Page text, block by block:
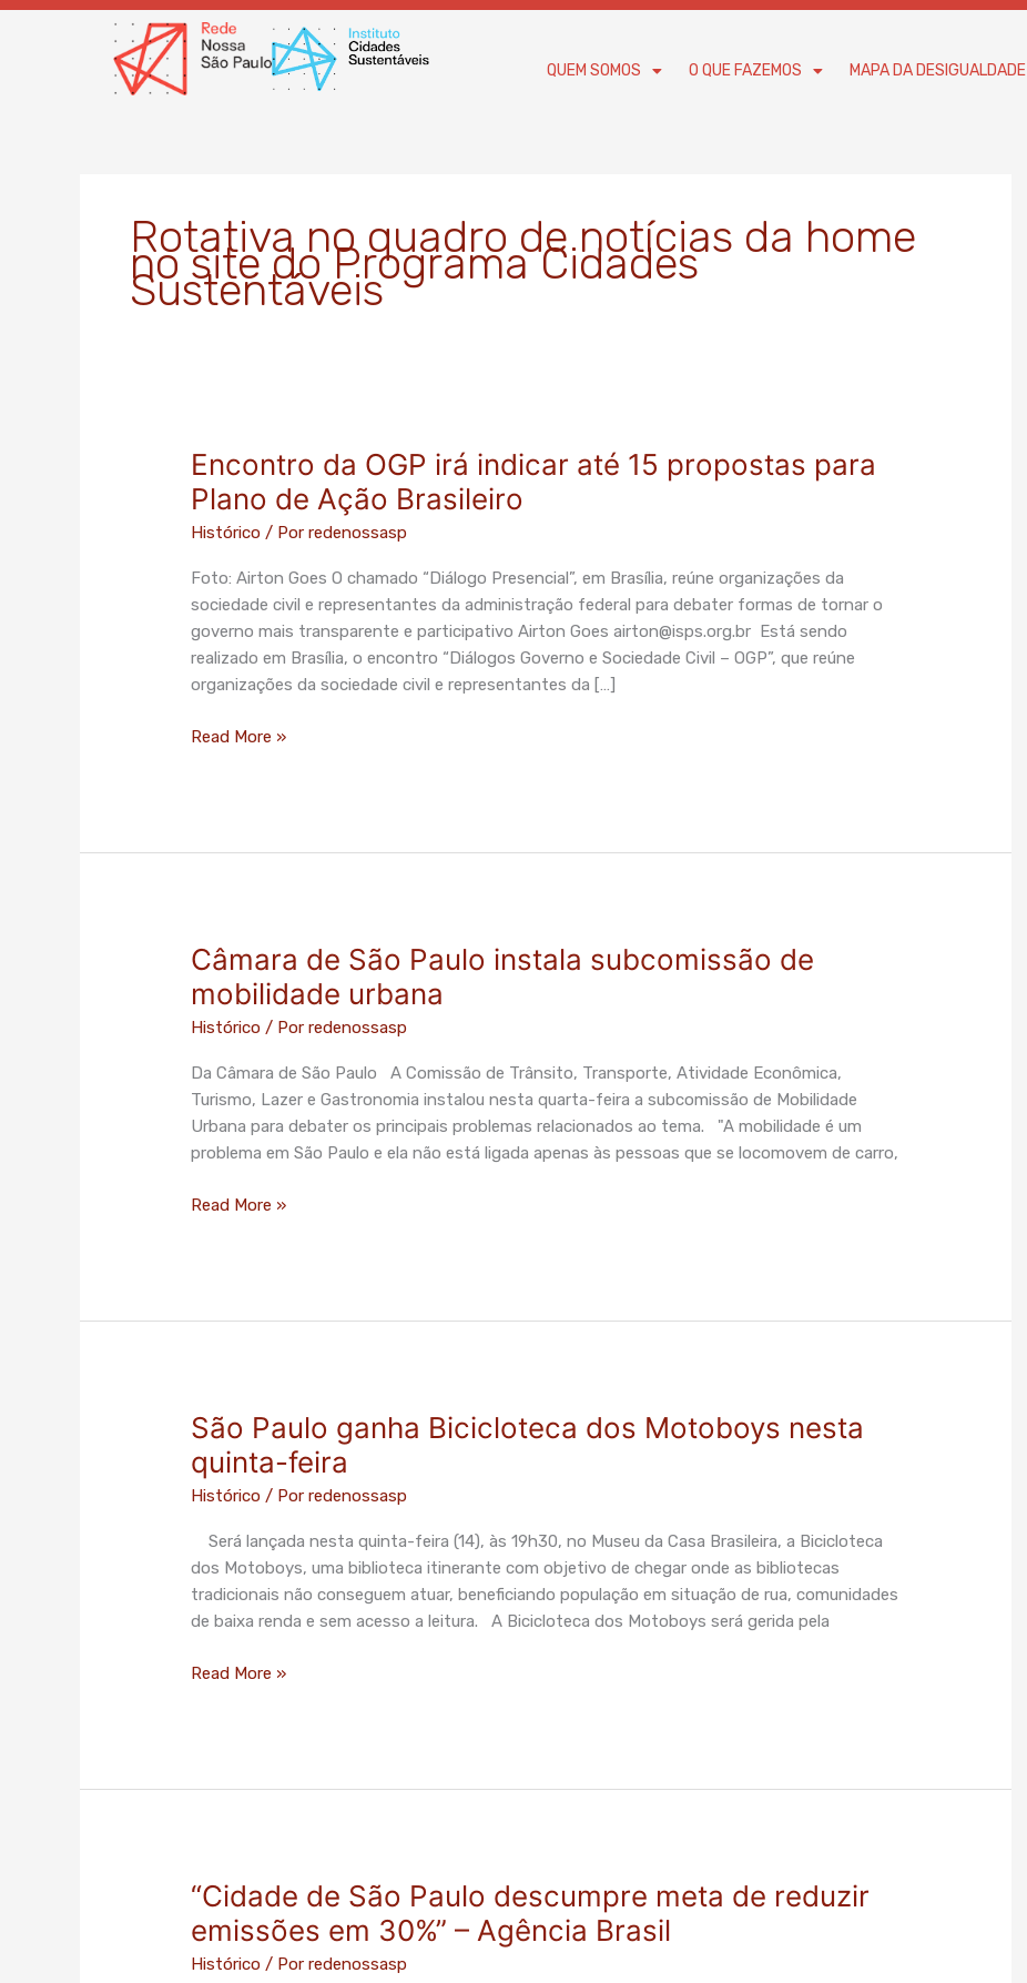
Ir
QUEM SOMOS O QUE FAZEMOS MAPA DA DESIGUALDADE
Rotativa no quadro de notícias da home
no site do Programa Cidades
Sustentáveis
Encontro da OGP irá indicar até 15 propostas para
Plano de Ação Brasileiro
Histórico / Porredenossasp
Foto: Airton Goes O chamado “Diálogo Presencial”, em Brasília, reúne organizações da
sociedade civil e representantes da administração federal para debater formas de tornar o
governo mais transparente e participativo Airton Goesairton@isps.org.br Está sendo
realizado em Brasília, o encontro “Diálogos Governo e Sociedade Civil – OGP”, que reúne
organizações da sociedade civil e representantes da […]
Encontro
da
OGP
irá
propostas
Plano
de
Read More »
Câmara de São Paulo instala subcomissão de
mobilidade urbana
Histórico / Porredenossasp
Da Câmara de São Paulo A Comissão de Trânsito, Transporte, Atividade Econômica,
Turismo, Lazer e Gastronomia instalou nesta quarta-feira a subcomissão de Mobilidade
Urbana para debater os principais problemas relacionados ao tema. "A mobilidade é um
problema em São Paulo e ela não está ligada apenas às pessoas que se locomovem de carro,
Câmara
São
Paulo
mobilidade
urbana
Read More »
São Paulo ganha Bicicloteca dos Motoboys nesta
quinta-feira
Histórico / Porredenossasp
Será lançada nesta quinta-feira (14), às 19h30, no Museu da Casa Brasileira, a Bicicloteca
dos Motoboys, uma biblioteca itinerante com objetivo de chegar onde as bibliotecas
tradicionais não conseguem atuar, beneficiando população em situação de rua, comunidades
de baixa renda e sem acesso a leitura. A Bicicloteca dos Motoboys será gerida pela
São
Paulo
ganha
Bicicloteca
Read More »
“Cidade de São Paulo descumpre meta de reduzir
emissões em 30%” – Agência Brasil
Histórico / Porredenossasp
“Cidade
São
Paulo